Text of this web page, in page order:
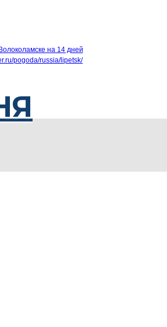
на 14 дней
pogoda/russia/lipetsk/